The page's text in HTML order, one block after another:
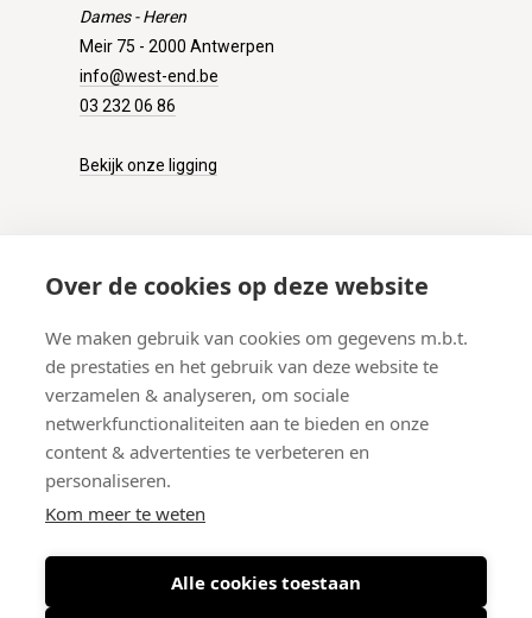
Over de cookies op deze website
We maken gebruik van cookies om gegevens m.b.t.
de prestaties en het gebruik van deze website te
verzamelen & analyseren, om sociale
netwerkfunctionaliteiten aan te bieden en onze
content & advertenties te verbeteren en
personaliseren.
Kom meer te weten
Alle cookies toestaan
Dames - Heren
Meir 75 - 2000 Antwerpen
info@west-end.be
03 232 06 86
Bekijk onze ligging
Verzenden
Retourneren
Betalen
Veelgestelde vragen
© 2026 West-End BV-Meir 75, 2000 Antwerpen (België)